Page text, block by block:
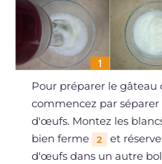
Pour préparer le gâteau
commencez par séparer
d'œufs. Montez les
bien ferme
2
et
d'œufs dans un autre bol